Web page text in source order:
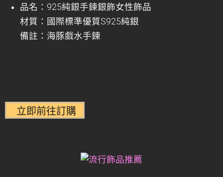
品名：925純銀手鍊銀飾女性飾品
材質：國際標準優質S925純銀
備註：海豚戲水手鍊